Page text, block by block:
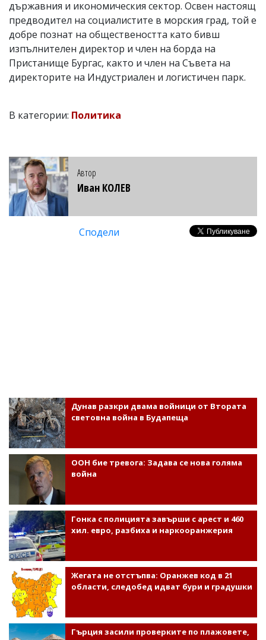
държавния и икономическия сектор. Освен настоящ
предводител на социалистите в морския град, той е
добре познат на обществеността като бивш
изпълнителен директор и член на борда на
Пристанище Бургас, както и член на Съвета на
директорите на Индустриален и логистичен парк.
В категории: Политика
Автор
Иван КОЛЕВ
Сподели
Дунав разкри двама войници от Втората
световна война в Будапеща
ООН бие тревога: Задава се нова голяма
война
Гонка с полицията завърши с арест и 460
хил. евро, разбиха и наркооранжерия
Жегата не отстъпва: Оранжев код в 21
области, следобед идват бури и градушки
Гърция засили проверките по плажовете,